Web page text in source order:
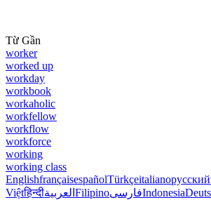
Từ Gần
worker
worked up
workday
workbook
workaholic
workfellow
workflow
workforce
working
working class
EnglishfrançaisespañolTürkçeitalianoрусский
Việtहिन्दीالعربية FilipinoفارسیIndonesia